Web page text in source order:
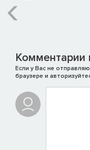
Комментарии
Если у Вас не
браузере и